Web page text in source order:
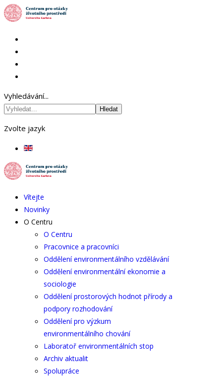
Vyhledávání...
Hledat
Zvolte jazyk
Vítejte
Novinky
O Centru
O Centru
Pracovnice a pracovníci
Oddělení environmentálního vzdělávání
Oddělení environmentální ekonomie a
sociologie
Oddělení prostorových hodnot přírody a
podpory rozhodování
Oddělení pro výzkum
environmentálního chování
Laboratoř environmentálních stop
Archiv aktualit
Spolupráce